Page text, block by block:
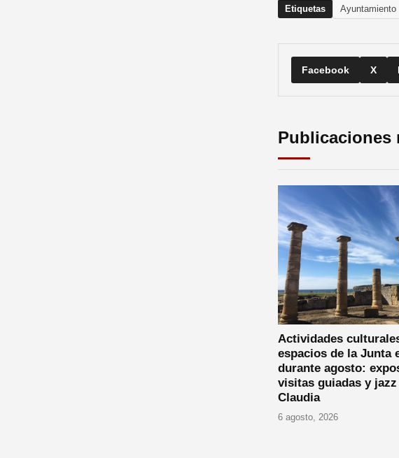
Etiquetas Ayuntamiento
Facebook X
Publicaciones
Actividades
espacios de la Junta
durante agosto:
visitas guiadas y jazz
Claudia
6 agosto, 2026